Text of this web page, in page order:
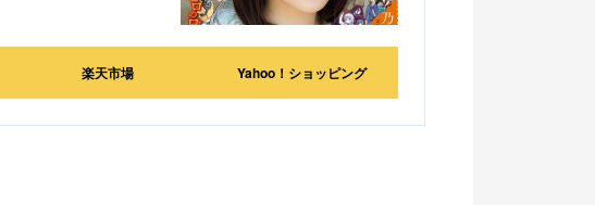
楽天市場 Yahoo！ショッピング